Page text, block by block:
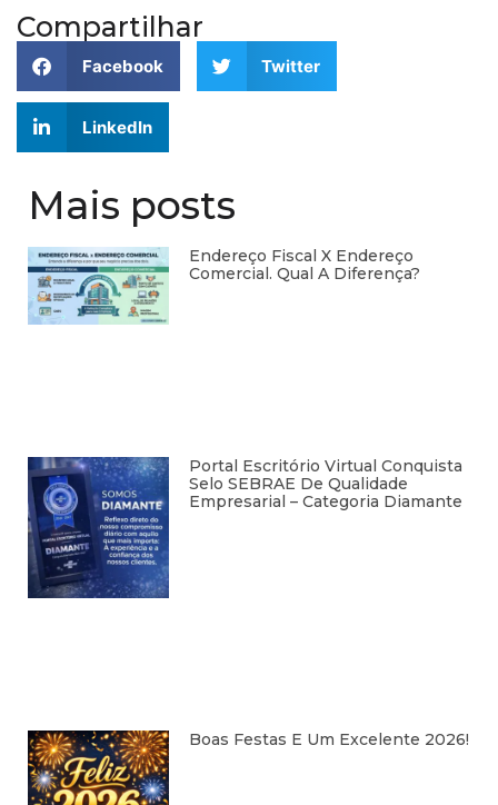
Compartilhar
Facebook Twitter
LinkedIn
Mais posts
Endereço Fiscal X Endereço
Comercial. Qual A Diferença?
Portal Escritório Virtual Conquista
Selo SEBRAE De Qualidade
Empresarial – Categoria Diamante
Boas Festas E Um Excelente 2026!